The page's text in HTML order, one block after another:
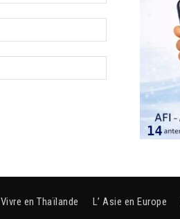
Vivre en Thaïlande L’ Asie en Europe